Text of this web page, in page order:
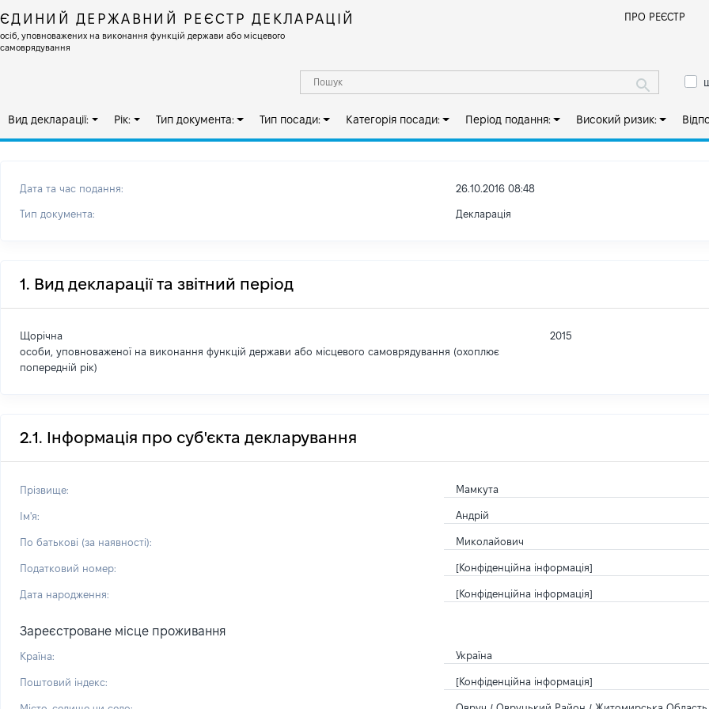
ЄДИНИЙ ДЕРЖАВНИЙ РЕЄСТР ДЕКЛАРАЦІЙ
осіб, уповноважених на виконання функцій держави або місцевого
самоврядування
ПРО РЕЄСТР
Вид декларації: Рік: Тип документа: Тип посади: Категорія посади: Період подання: Високий ризик:
Дата та час подання: 26.10.2016 08:48
Тип документа: Декларація
1. Вид декларації та звітний період
Щорічна
особи, уповноваженої на виконання функцій держави або місцевого самоврядування (охоплює
попередній рік)
2015
2.1. Інформація про суб'єкта декларування
Прізвище: Мамкута
Ім'я: Андрій
По батькові (за наявності): Миколайович
Податковий номер: [Конфіденційна інформація]
Дата народження: [Конфіденційна інформація]
Зареєстроване місце проживання
Країна: Україна
Поштовий індекс: [Конфіденційна інформація]